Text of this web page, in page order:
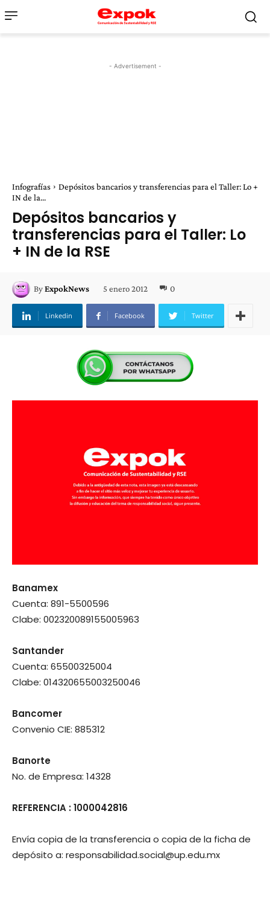
- Advertisement -
Infografías
Depósitos bancarios y transferencias para el Taller: Lo +
IN de la...
Depósitos bancarios y
transferencias para el Taller: Lo
+ IN de la RSE
ByExpokNews 5 enero 2012 0
Linkedin Facebook Twitter
Banamex
Cuenta: 891-5500596
Clabe: 002320089155005963
Santander
Cuenta: 65500325004
Clabe: 014320655003250046
Bancomer
Convenio CIE: 885312
Banorte
No. de Empresa: 14328
REFERENCIA : 1000042816
Envía copia de la transferencia o copia de la ficha de
depósito a: responsabilidad.social@up.edu.mx